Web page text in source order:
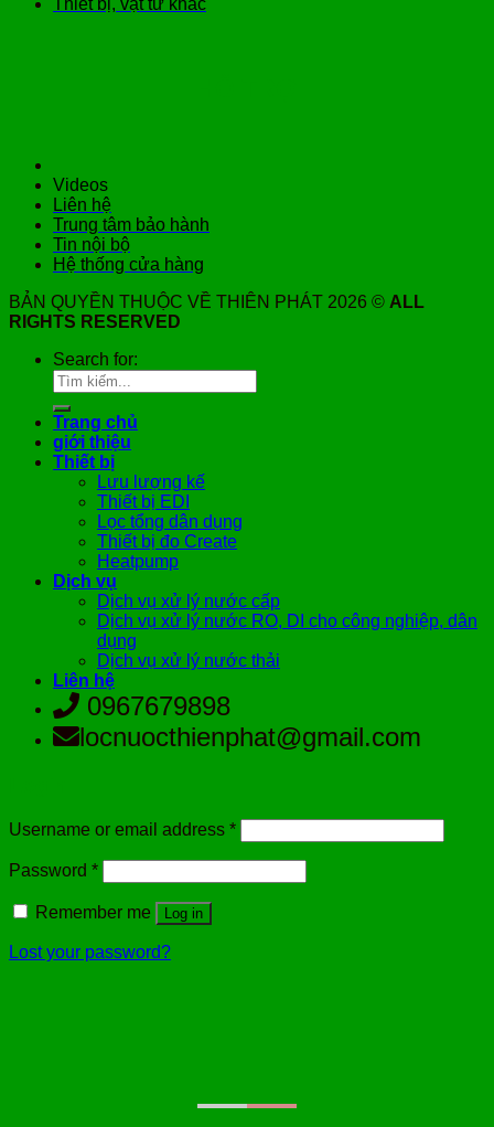
Thiết bị, vật tư khác
Videos
Liên hệ
Trung tâm bảo hành
Tin nội bộ
Hệ thống cửa hàng
BẢN QUYỀN THUỘC VỀ THIÊN PHÁT 2026 © ALL
RIGHTS RESERVED
Search for:
Trang chủ
giới thiệu
Thiết bị
Lưu lượng kế
Thiết bị EDI
Lọc tổng dân dụng
Thiết bị đo Create
Heatpump
Dịch vụ
Dịch vụ xử lý nước cấp
Dịch vụ xử lý nước RO, DI cho công nghiệp, dân
dụng
Dịch vụ xử lý nước thải
Liên hệ
0967679898
locnuocthienphat@gmail.com
Username or email address *
Password *
Remember me Log in
Lost your password?